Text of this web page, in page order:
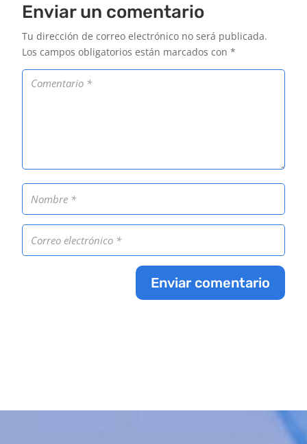
Enviar un comentario
Tu dirección de correo electrónico no será publicada.
Los campos obligatorios están marcados con*
Enviar comentario